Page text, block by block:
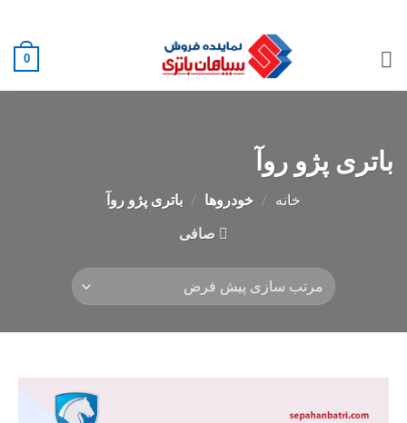
content
0
باتری پژو روآ
خانه / خودروها / باتری پژو روآ
صافی